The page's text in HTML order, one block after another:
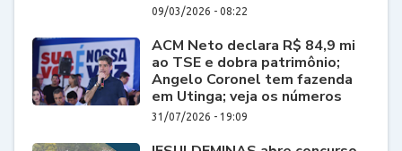
09/03/2026 - 08:22
ACM Neto declara R$ 84,9 mi
ao TSE e dobra patrimônio;
Angelo Coronel tem fazenda
em Utinga; veja os números
31/07/2026 - 19:09